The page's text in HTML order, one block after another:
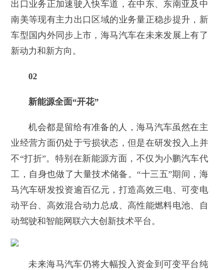
出口业务正加速驶入快车道，在中东、东南亚及中
南美等现有主力出口区域的业务量正稳步提升，新
车型国内外同步上市，海马汽车在未来发展上有了
新动力和新方向。
02
新能源全面“开花”
机会都是留给有准备的人，海马汽车虽然在主
业经营方面仍处于亏损状态，但是在研发投入上并
不“打折”。特别在新能源方面，不仅为小鹏汽车代
工，自身也做了大量技术储备。“十三五”期间，海
马汽车研发投资逾百亿元，打造高效三电、可变电
动平台、高效混合动力总成、高性能燃料电池、自
动驾驶和智能网联六大创新技术平台。
未来海马汽车仍将大幅投入资金到可变平台纯